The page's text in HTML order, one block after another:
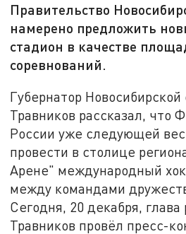
Правительство
намерено предложить
стадион в качестве
соревнований.
Губернатор
Травников рассказал, что
России уже следующей
провести в столице
Арене" международный
между командами
Сегодня, 20 декабря,
Травников провёл пресс-